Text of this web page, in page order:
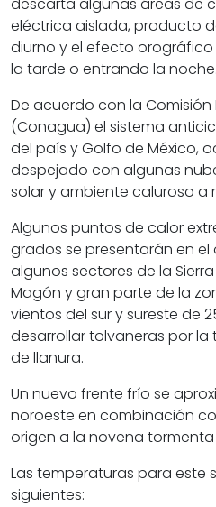
descarta algunas áreas de
eléctrica aislada, producto
diurno y el efecto
la tarde o entrando la noche.
De acuerdo con la
(Conagua) el sistema
del país y Golfo de México,
despejado con algunas
solar y ambiente caluroso a
Algunos puntos de calor
grados se presentarán en el
algunos sectores de la Sierra
Magón y gran parte de la
vientos del sur y sureste de
desarrollar tolvaneras por
de llanura.
Un nuevo frente frío se
noroeste en combinación
origen a la novena tormenta
Las temperaturas para este
siguientes: